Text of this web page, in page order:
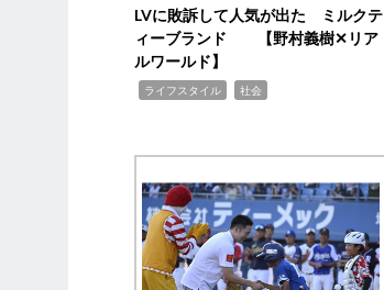
LVに敗訴して人気が出た ミルクテ
ィーブランド 【野村義樹✕リア
ルワールド】
ライフスタイル 社会